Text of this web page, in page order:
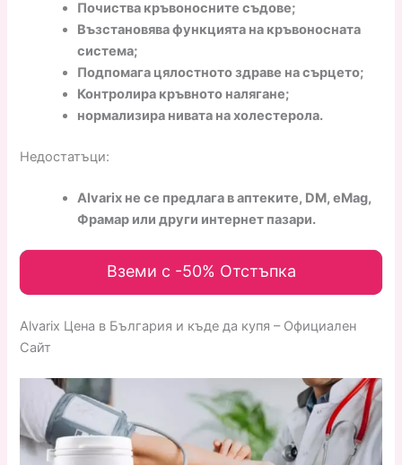
Почиства кръвоносните съдове;
Възстановява функцията на кръвоносната
система;
Подпомага цялостното здраве на сърцето;
Контролира кръвното налягане;
нормализира нивата на холестерола.
Недостатъци:
Alvarix не се предлага в аптеките, DM, eMag,
Фрамар или други интернет пазари.
Вземи с -50% Отстъпка
Alvarix Цена в България и къде да купя – Официален
Сайт